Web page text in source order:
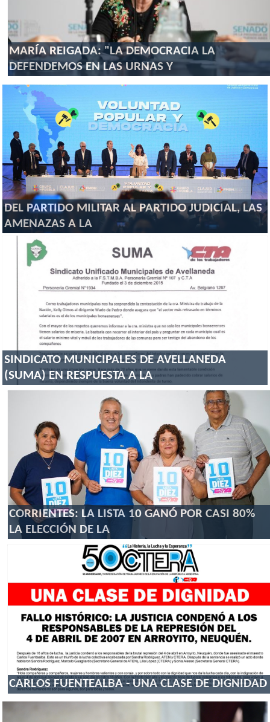
MARÍA REIGADA: "LA DEMOCRACIA LA
DEFENDEMOS EN LAS URNAS Y
DEL PARTIDO MILITAR AL PARTIDO JUDICIAL, LAS
AMENAZAS A LA
SINDICATO MUNICIPALES DE AVELLANEDA
(SUMA) EN RESPUESTA A LA
CORRIENTES: LA LISTA 10 GANÓ POR CASI 80%
LA ELECCIÓN DE LA
CARLOS FUENTEALBA - UNA CLASE DE DIGNIDAD